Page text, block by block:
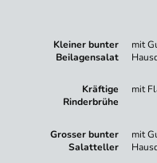
Kleiner bunter
Beilagensalat
mit
Kräftige
Rinderbrühe
mit
Grosser bunter
Salatteller
mit